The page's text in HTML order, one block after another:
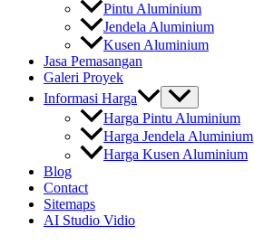
Pintu Aluminium
Jendela Aluminium
Kusen Aluminium
Jasa Pemasangan
Galeri Proyek
Informasi Harga
Harga Pintu Aluminium
Harga Jendela Aluminium
Harga Kusen Aluminium
Blog
Contact
Sitemaps
AI Studio Vidio